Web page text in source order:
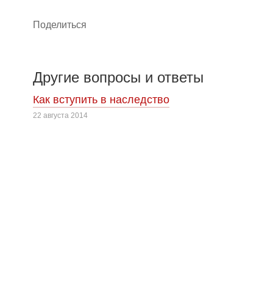
Поделиться
Другие вопросы и ответы
Как вступить в наследство
22 августа 2014